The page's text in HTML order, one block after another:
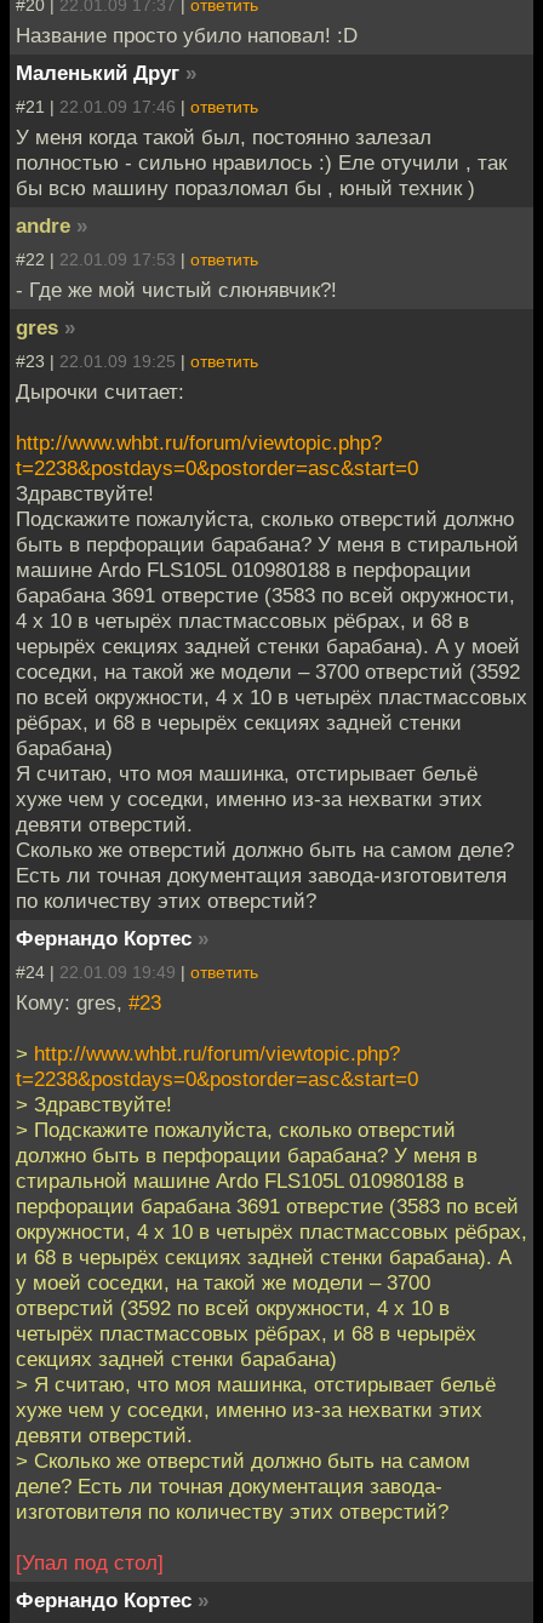
#20 | 22.01.09 17:37 ответить
Название просто убило наповал! :D
Маленький Друг »
#21 | 22.01.09 17:46 | ответить
У меня когда такой был, постоянно залезал
полностью - сильно нравилось :) Еле отучили , так
бы всю машину поразломал бы , юный техник )
andre »
#22 | 22.01.09 17:53 | ответить
- Где же мой чистый слюнявчик?!
gres »
#23 | 22.01.09 19:25 | ответить
Дырочки считает:
http://www.whbt.ru/forum/viewtopic.php?
t=2238&postdays=0&postorder=asc&start=0
Здравствуйте!
Подскажите пожалуйста, сколько отверстий должно
быть в перфорации барабана? У меня в стиральной
машине Ardo FLS105L 010980188 в перфорации
барабана 3691 отверстие (3583 по всей окружности,
4 х 10 в четырёх пластмассовых рёбрах, и 68 в
черырёх секциях задней стенки барабана). А у моей
соседки, на такой же модели – 3700 отверстий (3592
по всей окружности, 4 х 10 в четырёх пластмассовых
рёбрах, и 68 в черырёх секциях задней стенки
барабана)
Я считаю, что моя машинка, отстирывает бельё
хуже чем у соседки, именно из-за нехватки этих
девяти отверстий.
Сколько же отверстий должно быть на самом деле?
Есть ли точная документация завода-изготовителя
по количеству этих отверстий?
Фернандо Кортес »
#24 | 22.01.09 19:49 | ответить
Кому: gres, #23
> http://www.whbt.ru/forum/viewtopic.php?
t=2238&postdays=0&postorder=asc&start=0
> Здравствуйте!
> Подскажите пожалуйста, сколько отверстий
должно быть в перфорации барабана? У меня в
стиральной машине Ardo FLS105L 010980188 в
перфорации барабана 3691 отверстие (3583 по всей
окружности, 4 х 10 в четырёх пластмассовых рёбрах,
и 68 в черырёх секциях задней стенки барабана). А
у моей соседки, на такой же модели – 3700
отверстий (3592 по всей окружности, 4 х 10 в
четырёх пластмассовых рёбрах, и 68 в черырёх
секциях задней стенки барабана)
> Я считаю, что моя машинка, отстирывает бельё
хуже чем у соседки, именно из-за нехватки этих
девяти отверстий.
> Сколько же отверстий должно быть на самом
деле? Есть ли точная документация завода-
изготовителя по количеству этих отверстий?
[Упал под стол]
Фернандо Кортес »